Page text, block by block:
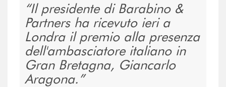
Il presidente di Barabino &
Partners ha ricevuto ieri a
Londra il premio alla presenza
dell'ambasciatore italiano in
Gran Bretagna, Giancarlo
Aragona.